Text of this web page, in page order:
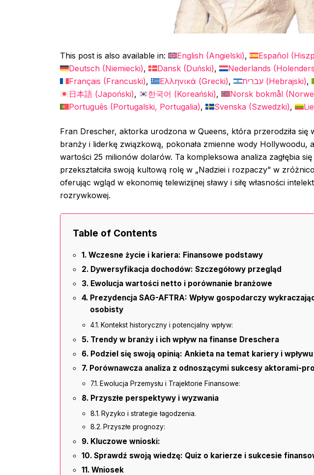
This post is also available in: English (Angielski) Español (
Deutsch (Niemiecki) Dansk (Duński) Nederlands (
Français (Francuski) Ελληνικά (Grecki) עברית (Hebrajski)
日本語 (Japoński) 한국어 (Koreański) Norsk bokmål (
Português (Portugalski, Portugalia) Svenska (Szwedzki)
Fran Drescher, aktorka urodzona w Queens, która przerodziła
branży i liderkę związkową, pokonała zmienne wody Hollywoodu,
wartości 25 milionów dolarów. Ta kompleksowa analiza zagłębia
przekształciła swoją kultową rolę w „Nadziei i rozpaczy” w
oferując wgląd w ekonomię telewizijnej sławy i siłę własności
rozrywkowej.
Table of Contents
Wczesne życie i kariera: Finansowe podstawy
Dywersyfikacja dochodów: Szczegółowy przegląd
Ewolucja wartości netto i porównanie branżowe
Prezydencja SAG-AFTRA: Wpływ gospodarczy
osobisty
Kontekst historyczny i potencjalny wpływ:
Trendy w branży i ich wpływ na finanse Dreschera
Podziel się swoją opinią: Ankieta na temat kariery i
Porównawcza analiza z odnoszącymi sukcesy aktorami-
Ewolucja Przemysłu i Trajektorie Finansowe:
Przyszłe perspektywy i wyzwania
Ryzyko i strategie łagodzenia.
Przyszłe prognozy:
Kluczowe wnioski:
Sprawdź swoją wiedzę: Quiz o karierze i sukcesie
Wniosek